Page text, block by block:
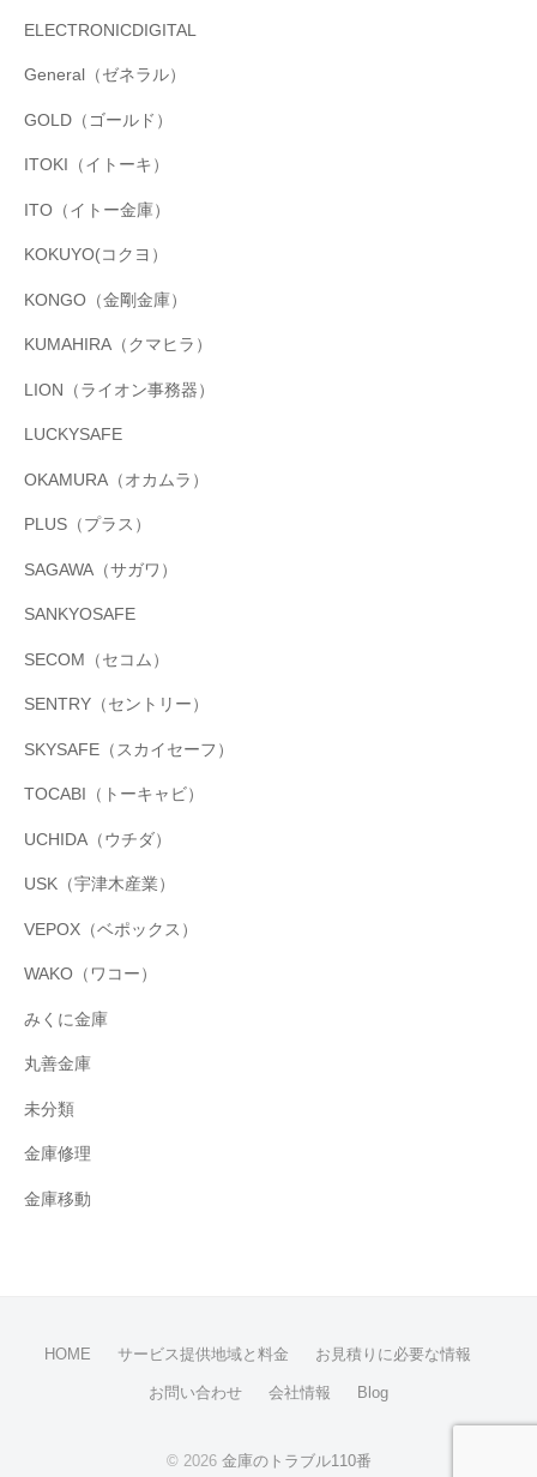
ELECTRONICDIGITAL
General（ゼネラル）
GOLD（ゴールド）
ITOKI（イトーキ）
ITO（イトー金庫）
KOKUYO(コクヨ）
KONGO（金剛金庫）
KUMAHIRA（クマヒラ）
LION（ライオン事務器）
LUCKYSAFE
OKAMURA（オカムラ）
PLUS（プラス）
SAGAWA（サガワ）
SANKYOSAFE
SECOM（セコム）
SENTRY（セントリー）
SKYSAFE（スカイセーフ）
TOCABI（トーキャビ）
UCHIDA（ウチダ）
USK（宇津木産業）
VEPOX（ベポックス）
WAKO（ワコー）
みくに金庫
丸善金庫
未分類
金庫修理
金庫移動
HOME サービス提供地域と料金 お見積りに必要な情報
お問い合わせ 会社情報 Blog
© 2026 金庫のトラブル110番